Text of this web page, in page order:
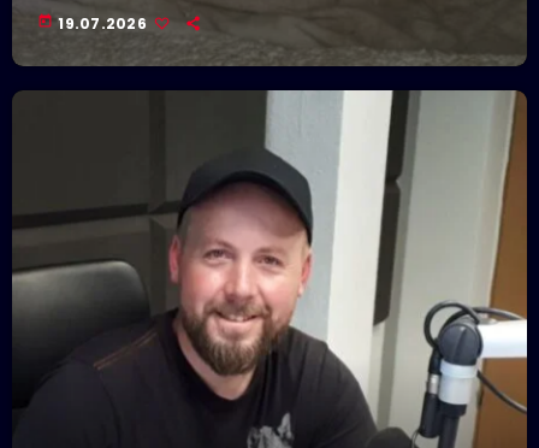
today 19.07.2026